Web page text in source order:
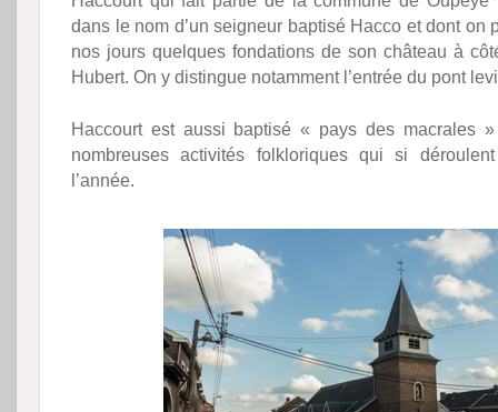
dans le nom d’un seigneur baptisé Hacco et dont on
nos jours quelques fondations de son château à
Hubert. On y distingue notamment l’entrée du pont
Haccourt est aussi baptisé « pays des macrales
nombreuses activités folkloriques qui si
l’année.